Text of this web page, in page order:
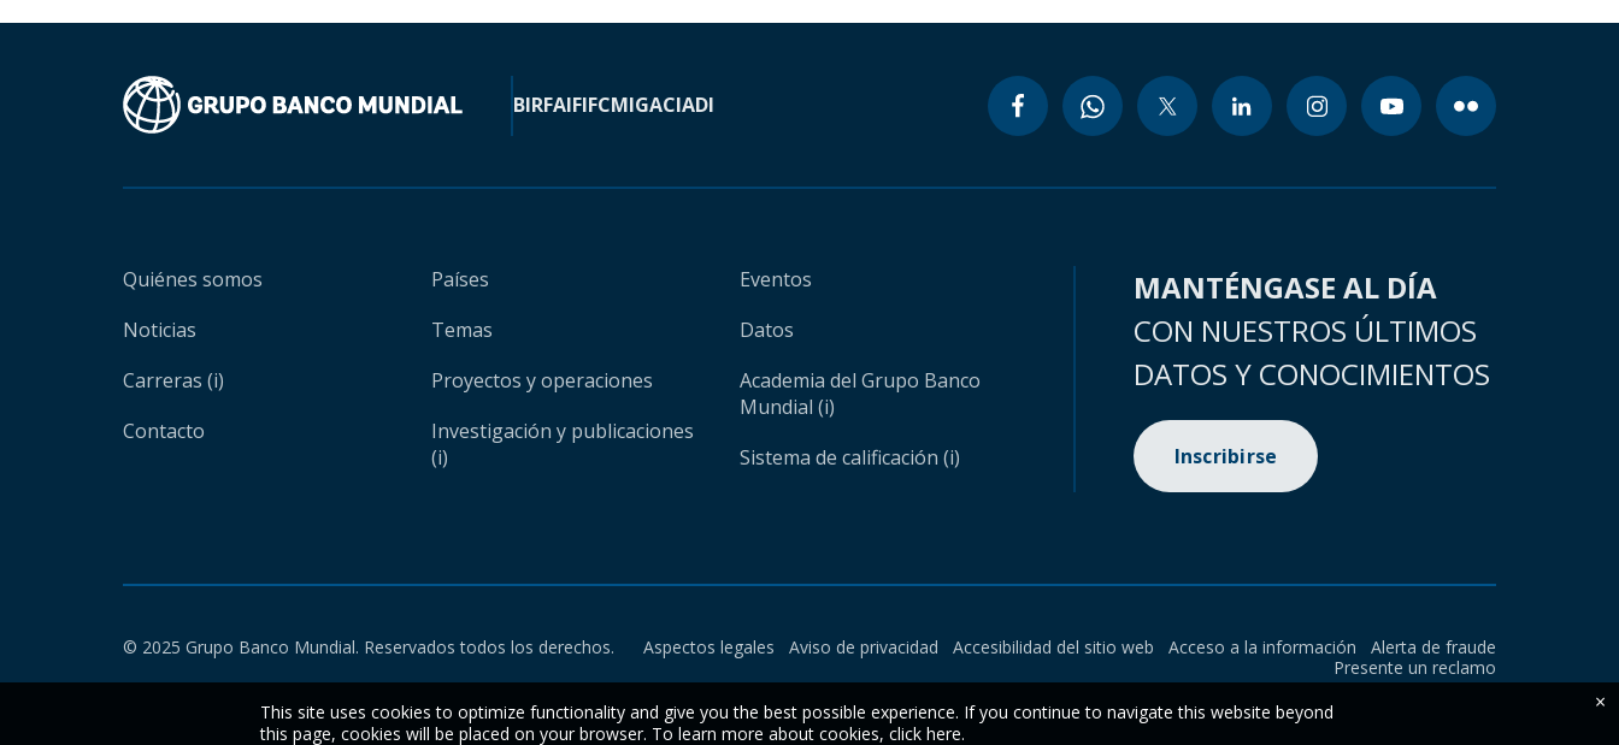
BIRFAIFIFCMIGACIADI
Quiénes somos
Noticias
Carreras (i)
Contacto
Países
Temas
Proyectos y operaciones
Investigación y publicaciones
(i)
Eventos
Datos
Academia del Grupo Banco
Mundial (i)
Sistema de calificación (i)
MANTÉNGASE AL DÍA
CON NUESTROS ÚLTIMOS
DATOS Y CONOCIMIENTOS
Inscribirse
© 2025 Grupo Banco Mundial. Reservados todos los derechos. Aspectos legales Aviso de privacidad Accesibilidad del sitio web Acceso a la información
Alerta de fraude
Presente un reclamo
This site uses cookies to optimize functionality and give you the best possible experience. If you continue to navigate this website beyond
this page, cookies will be placed on your browser. To learn more about cookies, click here.
×